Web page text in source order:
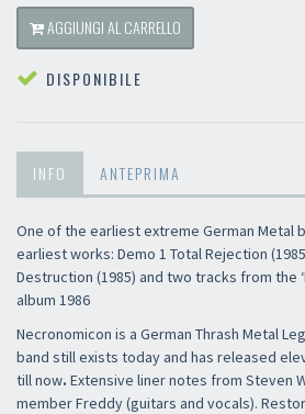
AGGIUNGI AL CARRELLO
DISPONIBILE
INFO ANTEPRIMA
One of the earliest extreme German Metal
earliest works: Demo 1 Total Rejection
Destruction (1985) and two tracks from the
album 1986
Necronomicon is a German Thrash Metal
band still exists today and has released
till now. Extensive liner notes from Steven
member Freddy (guitars and vocals).